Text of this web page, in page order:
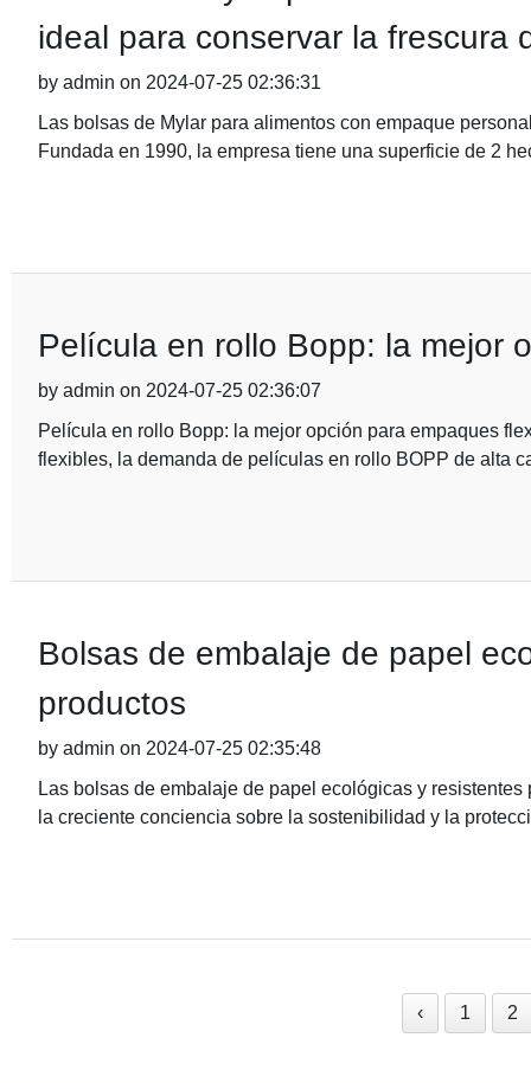
ideal para conservar la frescura
by admin on 2024-07-25 02:36:31
Las bolsas de Mylar para alimentos con empaque
Fundada en 1990, la empresa tiene una superficie de 2
Película en rollo Bopp: la mejor
by admin on 2024-07-25 02:36:07
Película en rollo Bopp: la mejor opción para empaques
flexibles, la demanda de películas en rollo BOPP de alta
Bolsas de embalaje de papel
productos
by admin on 2024-07-25 02:35:48
Las bolsas de embalaje de papel ecológicas y
la creciente conciencia sobre la sostenibilidad y la
‹ 1 2